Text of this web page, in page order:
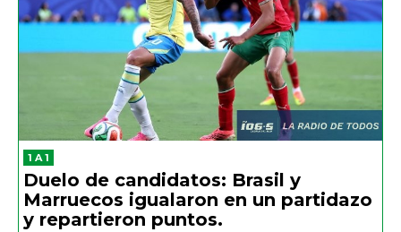
1 A 1
Duelo de candidatos: Brasil y
Marruecos igualaron en un partidazo
y repartieron puntos.